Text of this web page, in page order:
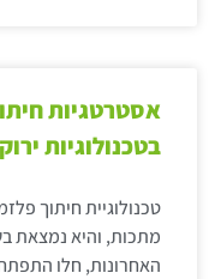
אסטרטגיות
בטכנולוגיות
טכנולוגיית חיתוך
מתכות, והיא נמצאת
האחרונות, חלו